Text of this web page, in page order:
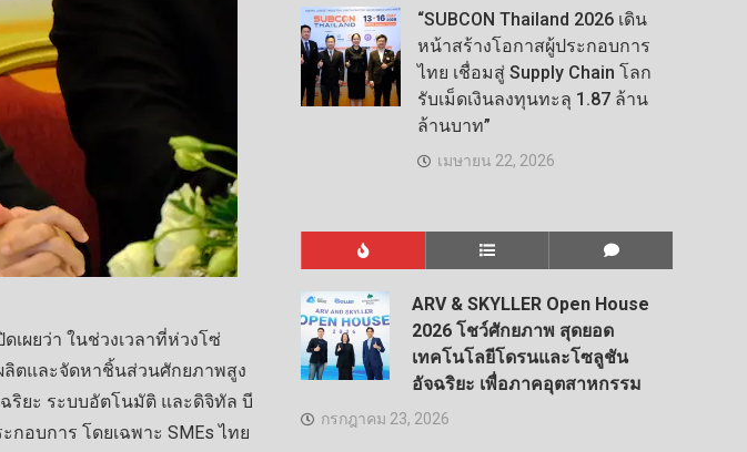
ดเผยว่า ในช่วงเวลาที่ห่วงโซ่
ลิตและจัดหาชิ้นส่วนศักยภาพสูง
ริยะ ระบบอัตโนมัติ และดิจิทัล บี
กอบการ โดยเฉพาะ SMEs ไทย
“SUBCON Thailand 2026 เดิน
หน้าสร้างโอกาสผู้ประกอบการ
ไทย เชื่อมสู่ Supply Chain โลก
รับเม็ดเงินลงทุนทะลุ 1.87 ล้าน
ล้านบาท”
เมษายน 22, 2026
ARV & SKYLLER Open House
2026 โชว์ศักยภาพ สุดยอด
เทคโนโลยีโดรนและโซลูชัน
อัจฉริยะ เพื่อภาคอุตสาหกรรม
กรกฎาคม 23, 2026